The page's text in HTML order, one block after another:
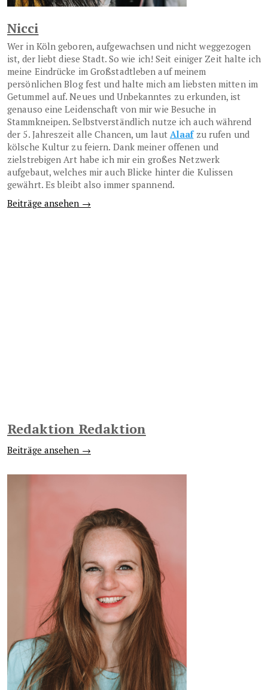
Nicci
Wer in Köln geboren, aufgewachsen und nicht weggezogen
ist, der liebt diese Stadt. So wie ich! Seit einiger Zeit halte ich
meine Eindrücke im Großstadtleben auf meinem
persönlichen Blog fest und halte mich am liebsten mitten im
Getummel auf. Neues und Unbekanntes zu erkunden, ist
genauso eine Leidenschaft von mir wie Besuche in
Stammkneipen. Selbstverständlich nutze ich auch während
der 5. Jahreszeit alle Chancen, um lautAlaafzu rufen und
kölsche Kultur zu feiern. Dank meiner offenen und
zielstrebigen Art habe ich mir ein großes Netzwerk
aufgebaut, welches mir auch Blicke hinter die Kulissen
gewährt. Es bleibt also immer spannend.
Beiträge ansehen →
Redaktion Redaktion
Beiträge ansehen →